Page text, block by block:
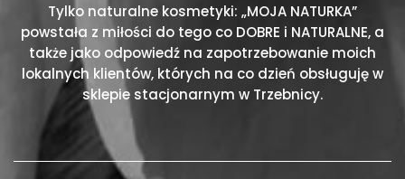
Tylko naturalne kosmetyki: „MOJA NATURKA”
powstała z miłości do tego co DOBRE i NATURALNE, a
także jako odpowiedź na zapotrzebowanie moich
lokalnych klientów, których na co dzień obsługuję w
sklepie stacjonarnym w Trzebnicy.